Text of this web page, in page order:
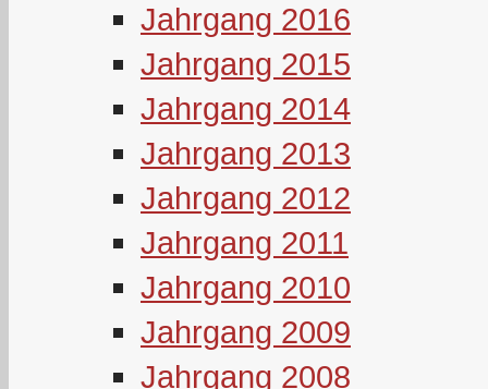
Jahrgang 2016
Jahrgang 2015
Jahrgang 2014
Jahrgang 2013
Jahrgang 2012
Jahrgang 2011
Jahrgang 2010
Jahrgang 2009
Jahrgang 2008